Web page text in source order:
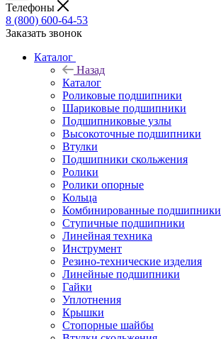
Телефоны
8 (800) 600-64-53
Заказать звонок
Каталог
Назад
Каталог
Роликовые подшипники
Шариковые подшипники
Подшипниковые узлы
Высокоточные подшипники
Втулки
Подшипники скольжения
Ролики
Ролики опорные
Кольца
Комбинированные подшипники
Ступичные подшипники
Линейная техника
Инструмент
Резино-технические изделия
Линейные подшипники
Гайки
Уплотнения
Крышки
Стопорные шайбы